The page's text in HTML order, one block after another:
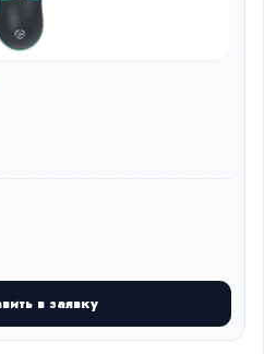
в заявку